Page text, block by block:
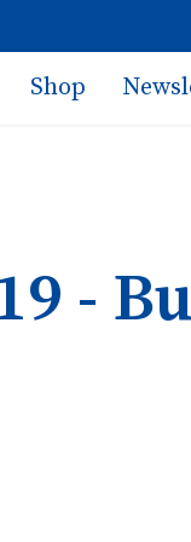
Shop
-